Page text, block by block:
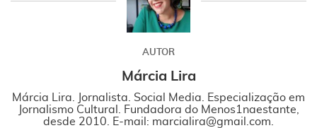
AUTOR
Márcia Lira
Márcia Lira. Jornalista. Social Media. Especialização em
Jornalismo Cultural. Fundadora do Menos1naestante,
desde 2010. E-mail: marcialira@gmail.com.